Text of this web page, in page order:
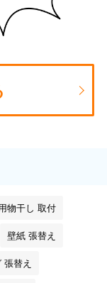
物干し 取付
壁紙 張替え
替え